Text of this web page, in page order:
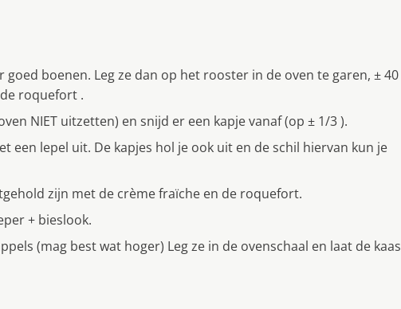
boenen. Leg ze dan op het rooster in de oven te garen, ± 40
roquefort .
NIET uitzetten) en snijd er een kapje vanaf (op ± 1/3 ).
een lepel uit. De kapjes hol je ook uit en de schil hiervan kun je
zijn met de crème fraïche en de roquefort.
+ bieslook.
(mag best wat hoger) Leg ze in de ovenschaal en laat de kaas